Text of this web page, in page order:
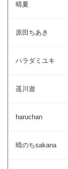
晴夏
原田ちあき
ハラダミユキ
遥川遊
haruchan
晴のちsakana